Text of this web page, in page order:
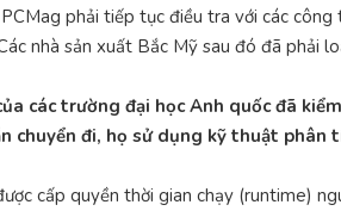
phải tiếp tục điều tra với các
nhà sản xuất Bắc Mỹ sau đó đã phải
các trường đại học Anh quốc đã
chuyển đi, họ sử dụng kỹ thuật
cấp quyền thời gian chạy (runtime)